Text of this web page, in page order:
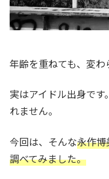
年齢を重ねても、変
実はアイドル出身で
れません。
今回は、そんな永作博
調べてみました。